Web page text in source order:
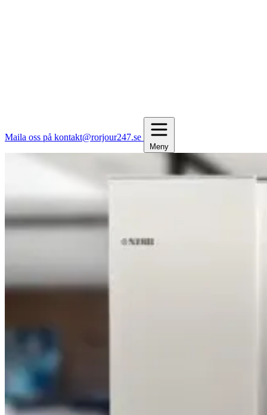
Maila oss på kontakt@rorjour247.se
Meny